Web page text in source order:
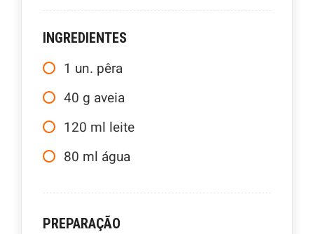
INGREDIENTES
1 un. pêra
40 g aveia
120 ml leite
80 ml água
PREPARAÇÃO